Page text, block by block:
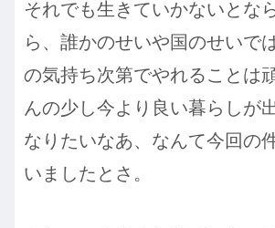
それでも生きていかないとな
ら、誰かのせいや国のせいで
の気持ち次第でやれることは
んの少し今より良い暮らしが
なりたいなあ、なんて今回の
いましたとさ。